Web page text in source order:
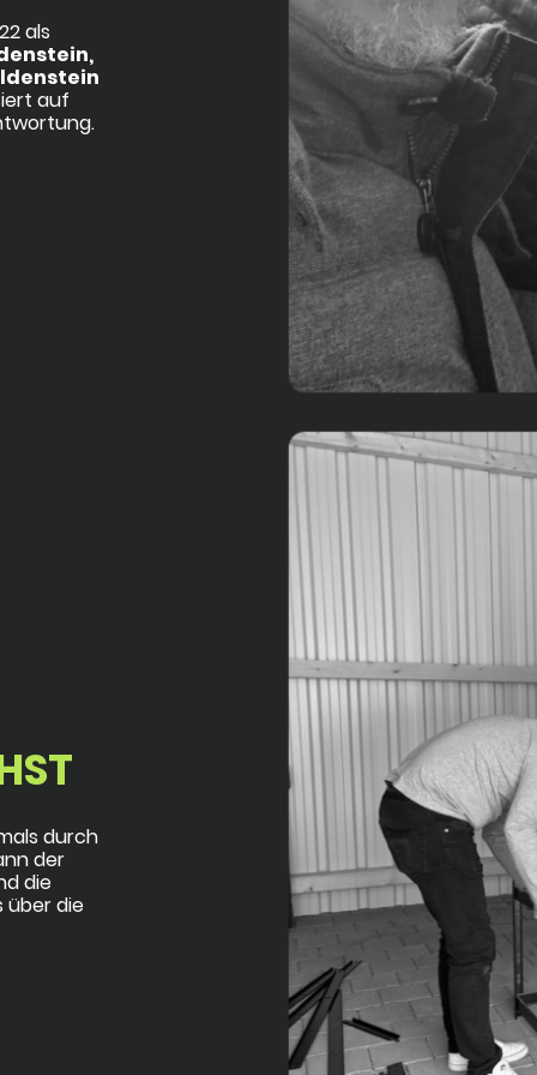
als
auf
durch
der
die
über die